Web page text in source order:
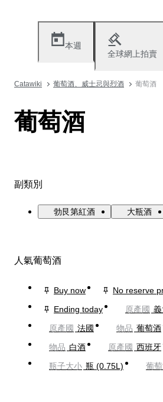
本週
全球網上拍賣
Catawiki 葡萄酒、威士忌與烈酒 葡萄酒
葡萄酒
副類別
勃艮第紅酒 大瓶酒
人氣葡萄酒
Buy now
No reserve
Ending today
原產國 義
原產國 法國 物品 葡萄酒
物品 白酒 原產國 西班牙
瓶子大小 瓶 (0.75L) 葡